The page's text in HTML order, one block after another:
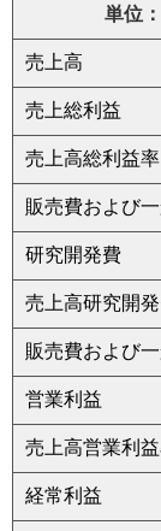
単位
売上高
売上総利益
売上高総利益率
販売費および
研究開発費
売上高研究開
販売費および
営業利益
売上高営業利
経常利益